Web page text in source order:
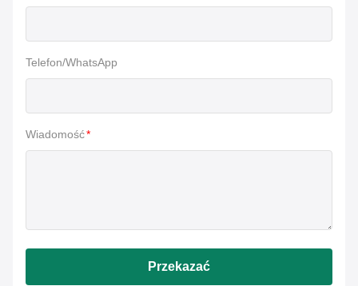
Telefon/WhatsApp
Wiadomość*
Przekazać